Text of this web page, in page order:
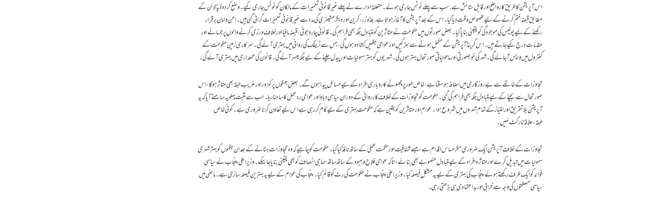
اس آپریشن کا طریق کارواضح اورقابل ستائش ہے. سب سے پہلے نوٹس جاری ہوئے۔ متعلقہ ادارے نے پہلے غیر قانونی تعمیرات کے مالکان کو نوٹس جاری کیے۔وضع کردہ ڈیڈلائن کے
مطابق قبضہ ختم کرنے کے لیے مخصوص وقت دیاگیا۔اس کے بعدآپریشن کا آغاز ہوتا ہے. بلڈوزر، کرین اور دیگر مشینری کی مدد سے غیر قانونی تعمیرات گرائی گئی ہیں۔امن و امان برقرار
رکھنے کے لیے پولیس کی موجودگی کو یقینی بنایاگیا۔بعض صورتوں میں حکومت نے متاثرین کو متبادل جگہ بھی فراہم کی۔قانونی چارہ جوئی، قبضہ مافیا اور خلاف ورزی کرنے والوں پر جرمانے اور
مقدمات درج کیے جاتے ہیں۔اس گرینڈ آپریشن کے مکمل ہونے سے سڑکیں اور عوامی جگہیں کشادہ ہوں گی، جس سے ٹریفک کی روانی میں بہتری آئے گی۔سرکاری زمین حکومت کے
کنٹرول میں واپس آ جائے گی۔شہر کی خوبصورتی اور ماحولیاتی صورتحال بہتر ہوں گی۔شہریوں کو بہتر سہولیات اور پیدل چلنے کے لیے جگہ میسر آئے گی۔قانون کی عملداری میں بہتری آئے گی۔
تجاوزات کے خاتمے سے بے روزگاری میں اضافہ ہو سکتا ہے، خاص طور پر چھوٹے کاروباری افراد کے لیے مسائل پیدا ہوں گے۔بعض جہگوں پر کمزور اور غریب طبقہ بھی متاثر ہوگا، اس
صورتحال سے بچنے کے لیے متبادل جگہ بھی فراہم کی گئی۔حکومت کو تجاوزات کے خلاف کارروائی کے دوران سیاسی دباؤ اور عوامی ردعمل کا سامنا رہا۔سب سے مثبت پہلو یہ سامنے آیا کہ یہ
آپریشن بلاتقریق اور امتیاز کے تمام شہروں میں شروع ہوا۔ عوام اور متاثرین کو یقین ہے کہ حکومت بہتری کے لیے کام کررہی ہے اس لیے تعاون کرنا ضروری ہے۔کوئی خاص
طبقہ،علاقہ ٹارگٹ نہیں۔
تجاوزات کے خلاف آپریشن ایک ضروری مگر حساس اقدام ہے، جسے شفافیت اور حکمت عملی کے ساتھ نافذ کیا گیا۔ حکومت کو چاہیے کہ وہ تجاوزات ہٹانے کے بعد ان جگہوں کو بہتر شہری
سہولیات میں تبدیل کرے اور متاثرہ افراد کے لیے متبادل منصوبے بھی بنائے، تاکہ عوامی فلاح و بہبود کے ساتھ ساتھ سماجی انصاف کو بھی یقینی بنایا جا سکے۔وزیراعلی پنجاب نے سیاسی
فوائد کو ایک طرف رکھتے ہوئے پنجاب کی بہتری کے لیے یہ مشکل فیصلہ کیا۔وزیراعلی پنجاب نے حکومت کی رٹ کو قائم کیا۔پنجاب کی عوام کے لیے یہ بہترین فیصلہ سازی ہے۔ماضی میں
سیاسی مصلحتوں کی وجہ سے خرابی اور بداعتمادی ہی بڑھتی رہی۔